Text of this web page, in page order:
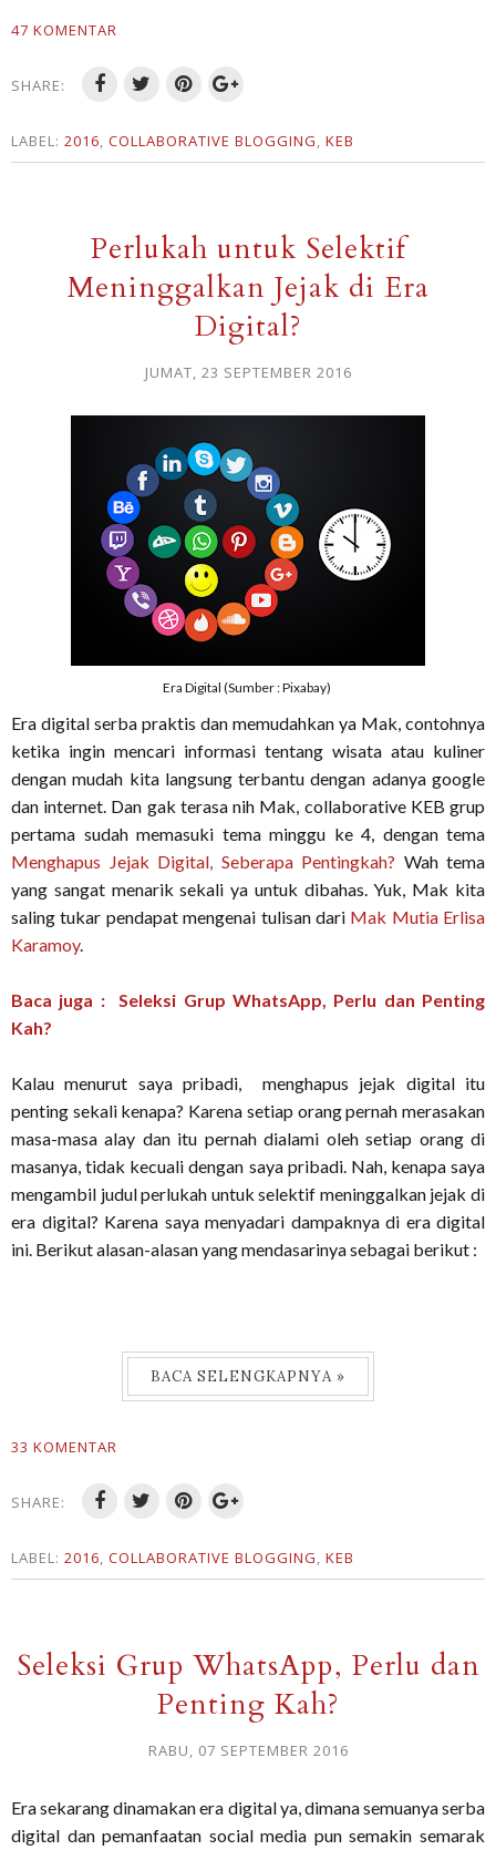
47 KOMENTAR
SHARE:
LABEL: 2016, COLLABORATIVE BLOGGING, KEB
Perlukah untuk Selektif
Meninggalkan Jejak di Era
Digital?
JUMAT, 23 SEPTEMBER 2016
Era Digital (Sumber : Pixabay)
Era digital serba praktis dan memudahkan ya Mak, contohnya
ketika ingin mencari informasi tentang wisata atau kuliner
dengan mudah kita langsung terbantu dengan adanya google
dan internet. Dan gak terasa nih Mak, collaborative KEB grup
pertama sudah memasuki tema minggu ke 4, dengan tema
Menghapus Jejak Digital, Seberapa Pentingkah? Wah tema
yang sangat menarik sekali ya untuk dibahas. Yuk, Mak kita
saling tukar pendapat mengenai tulisan dari Mak Mutia Erlisa
Karamoy.
Baca juga : Seleksi Grup WhatsApp, Perlu dan Penting
Kah?
Kalau menurut saya pribadi, menghapus jejak digital itu
penting sekali kenapa? Karena setiap orang pernah merasakan
masa-masa alay dan itu pernah dialami oleh setiap orang di
masanya, tidak kecuali dengan saya pribadi. Nah, kenapa saya
mengambil judul perlukah untuk selektif meninggalkan jejak di
era digital? Karena saya menyadari dampaknya di era digital
ini. Berikut alasan-alasan yang mendasarinya sebagai berikut :
BACA SELENGKAPNYA »
33 KOMENTAR
SHARE:
LABEL: 2016, COLLABORATIVE BLOGGING, KEB
Seleksi Grup WhatsApp, Perlu dan
Penting Kah?
RABU, 07 SEPTEMBER 2016
Era sekarang dinamakan era digital ya, dimana semuanya serba
digital dan pemanfaatan social media pun semakin semarak